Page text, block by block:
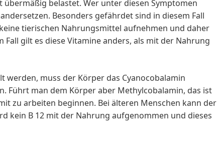
belastet. Wer unter diesen Symptomen
Besonders gefährdet sind in diesem Fall
tierischen Nahrungsmittel aufnehmen und daher
Fall gilt es diese Vitamine anders, als mit der Nahrung
werden, muss der Körper das Cyanocobalamin
Führt man dem Körper aber Methylcobalamin, das ist
zu arbeiten beginnen. Bei älteren Menschen kann der
kein B 12 mit der Nahrung aufgenommen und dieses